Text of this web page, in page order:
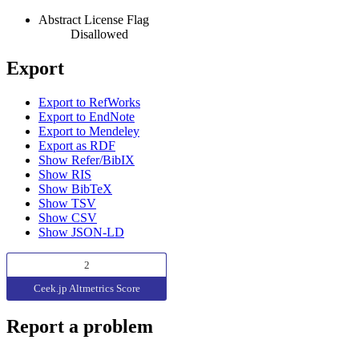
Abstract License Flag
Disallowed
Export
Export to RefWorks
Export to EndNote
Export to Mendeley
Export as RDF
Show Refer/BibIX
Show RIS
Show BibTeX
Show TSV
Show CSV
Show JSON-LD
2
Ceek.jp Altmetrics Score
Report a problem